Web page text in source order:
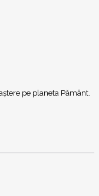
pe planeta Pământ.